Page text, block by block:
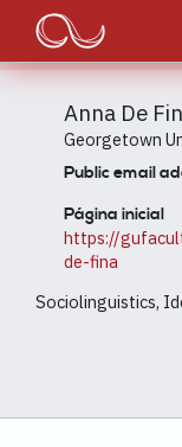
Passar
o
conteúdo
Main
navigation
Anna De
Georgetown
Public email
Página inicial
https://
de-fina
Sociolinguistics,